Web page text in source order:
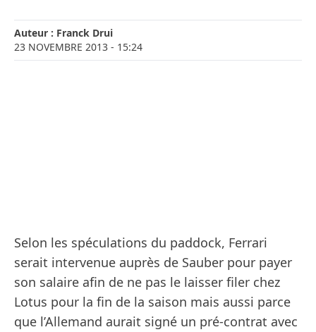
Auteur : Franck Drui
23 NOVEMBRE 2013 - 15:24
Selon les spéculations du paddock, Ferrari
serait intervenue auprès de Sauber pour payer
son salaire afin de ne pas le laisser filer chez
Lotus pour la fin de la saison mais aussi parce
que l’Allemand aurait signé un pré-contrat avec